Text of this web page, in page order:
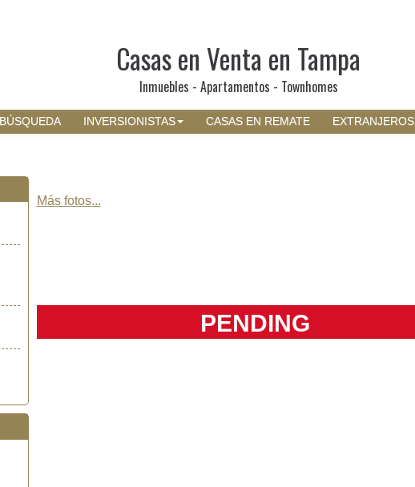
Casas en Venta en Tampa
Inmuebles - Apartamentos - Townhomes
BÚSQUEDA INVERSIONISTAS CASAS EN REMATE EXTRANJEROS
PENDING
Más fotos...